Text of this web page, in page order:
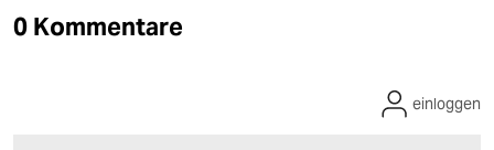
0 Kommentare
einloggen